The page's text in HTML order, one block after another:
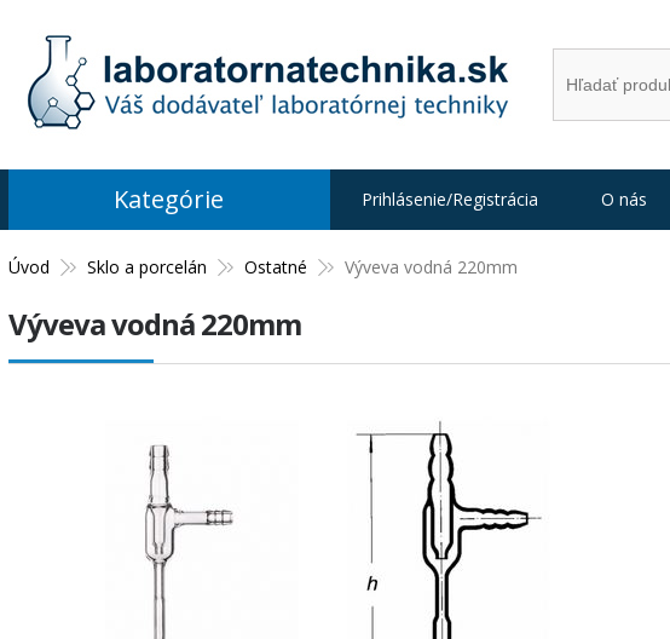
Úvod Sklo a porcelán Ostatné Výveva vodná 220mm
Výveva vodná 220mm
Kategórie Prihlásenie/Registrácia O nás